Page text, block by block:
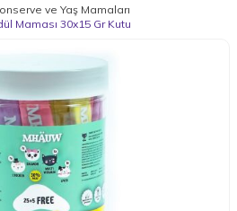
ve Yaş Mamaları
Maması 30x15 Gr Kutu